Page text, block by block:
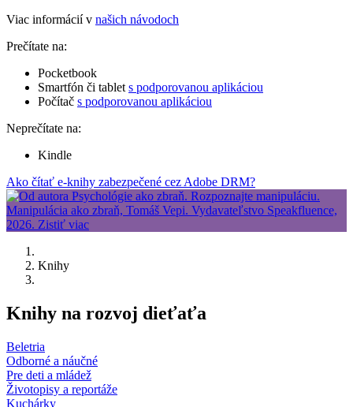
Viac informácií v našich návodoch
Prečítate na:
Pocketbook
Smartfón či tablet s podporovanou aplikáciou
Počítač s podporovanou aplikáciou
Neprečítate na:
Kindle
Ako čítať e-knihy zabezpečené cez Adobe DRM?
Knihy
Knihy na rozvoj dieťaťa
Beletria
Odborné a náučné
Pre deti a mládež
Životopisy a reportáže
Kuchárky